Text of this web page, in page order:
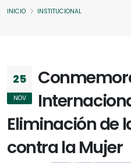
INICIO INSTITUCIONAL
25
NOV
Eliminación de
contra la Mujer